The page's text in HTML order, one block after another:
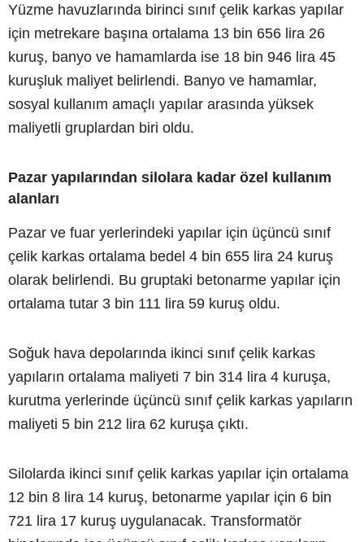
Yüzme havuzlarında birinci sınıf çelik karkas yapılar
için metrekare başına ortalama 13 bin 656 lira 26
kuruş, banyo ve hamamlarda ise 18 bin 946 lira 45
kuruşluk maliyet belirlendi. Banyo ve hamamlar,
sosyal kullanım amaçlı yapılar arasında yüksek
maliyetli gruplardan biri oldu.
Pazar yapılarından silolara kadar özel kullanım
alanları
Pazar ve fuar yerlerindeki yapılar için üçüncü sınıf
çelik karkas ortalama bedel 4 bin 655 lira 24 kuruş
olarak belirlendi. Bu gruptaki betonarme yapılar için
ortalama tutar 3 bin 111 lira 59 kuruş oldu.
Soğuk hava depolarında ikinci sınıf çelik karkas
yapıların ortalama maliyeti 7 bin 314 lira 4 kuruşa,
kurutma yerlerinde üçüncü sınıf çelik karkas yapıların
maliyeti 5 bin 212 lira 62 kuruşa çıktı.
Silolarda ikinci sınıf çelik karkas yapılar için ortalama
12 bin 8 lira 14 kuruş, betonarme yapılar için 6 bin
721 lira 17 kuruş uygulanacak. Transformatör